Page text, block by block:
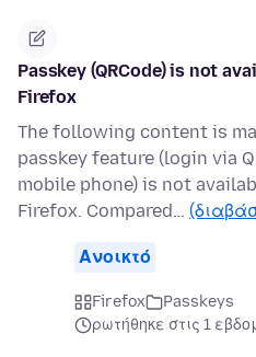
Passkey (QRCode) is not
Firefox
The following content is
passkey feature (login via
mobile phone) is not
Firefox. Compared…
Ανοικτό
Firefox
Passkeys
ρωτήθηκε στις 1